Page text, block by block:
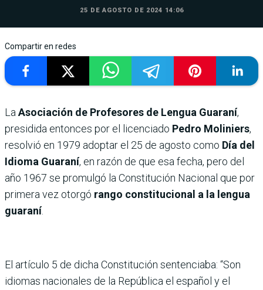
25 DE AGOSTO DE 2024 14:06
Compartir en redes
La Asociación de Profesores de Lengua Guaraní,
presidida entonces por el licenciado Pedro Moliniers,
resolvió en 1979 adoptar el 25 de agosto como Día del
Idioma Guaraní, en razón de que esa fecha, pero del
año 1967 se promulgó la Constitución Nacional que por
primera vez otorgó rango constitucional a la lengua
guaraní.
El artículo 5 de dicha Constitución sentenciaba: “Son
idiomas nacionales de la República el español y el